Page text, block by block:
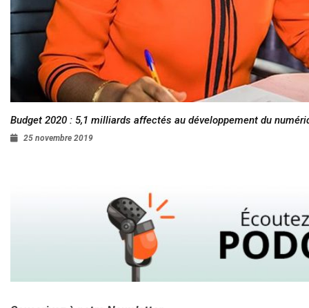
Budget 2020 : 5,1 milliards affectés au développement du
25 novembre 2019